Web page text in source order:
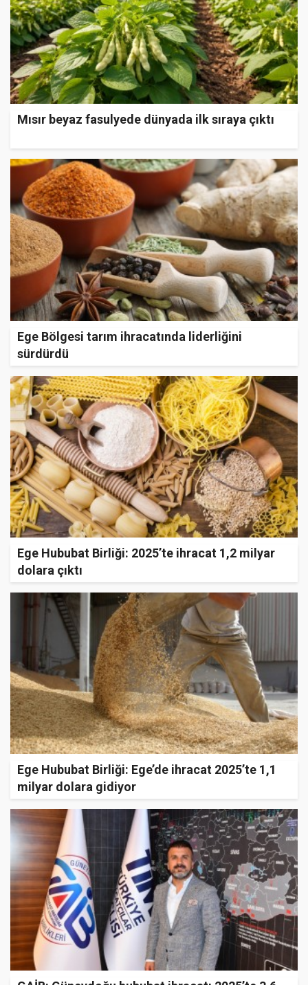
Mısır beyaz fasulyede dünyada ilk sıraya çıktı
Ege Bölgesi tarım ihracatında liderliğini
sürdürdü
Ege Hububat Birliği: 2025’te ihracat 1,2 milyar
dolara çıktı
Ege Hububat Birliği: Ege’de ihracat 2025’te 1,1
milyar dolara gidiyor